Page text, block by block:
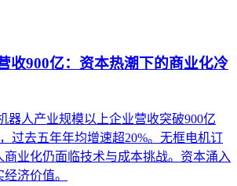
收900亿：资本热潮下的商业化冷
器人产业规模以上企业营收突破900亿
过去五年年均增速超20%。无框电机订
业化仍面临技术与成本挑战。资本涌入
济价值。